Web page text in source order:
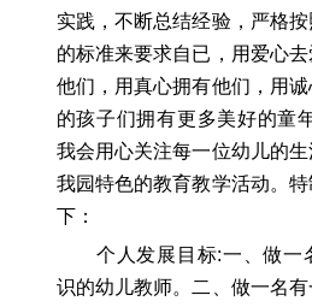
实践，不断总结经验，严格
的标准来要求自已，用爱心
他们，用真心拥有他们，用
的孩子们拥有更多美好的童
我会用心关注每一位幼儿的
我园特色的教育教学活动。
下：
个人发展目标:一、做一
识的幼儿教师。二、做一名